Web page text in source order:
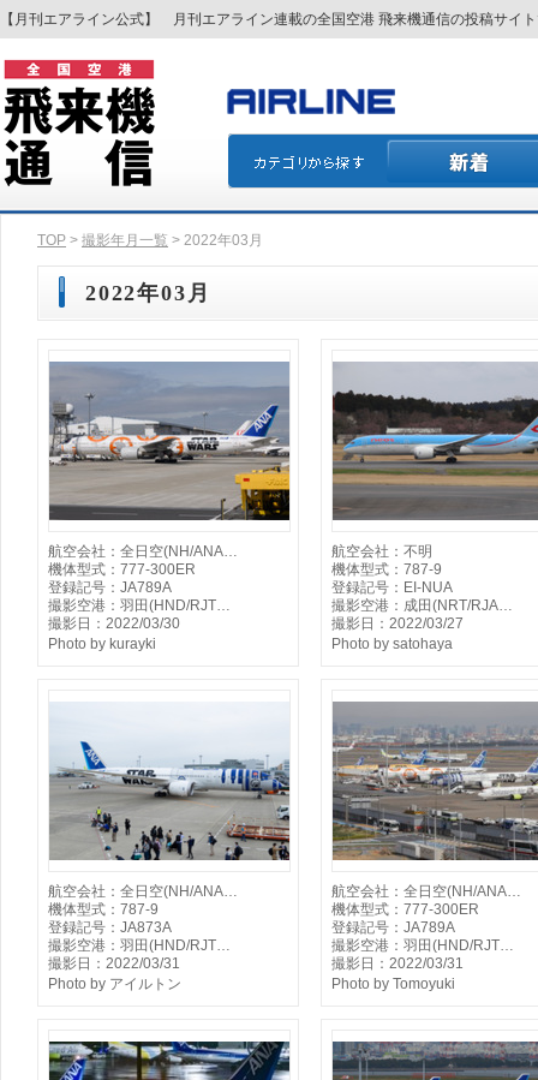
【月刊エアライン公式】 月刊エアライン連載の全国空港 飛来機通信の投稿サイ
TOP > 撮影年月一覧 > 2022年03月
2022年03月
航空会社：全日空(NH/ANA…
機体型式：777-300ER
登録記号：JA789A
撮影空港：羽田(HND/RJT…
撮影日：2022/03/30
Photo by kurayki
航空会社：不明
機体型式：787-9
登録記号：EI-NUA
撮影空港：成田(NRT/RJA…
撮影日：2022/03/27
Photo by satohaya
航空会社：全日空(NH/ANA…
機体型式：787-9
登録記号：JA873A
撮影空港：羽田(HND/RJT…
撮影日：2022/03/31
Photo by アイルトン
航空会社：全日空(NH/ANA…
機体型式：777-300ER
登録記号：JA789A
撮影空港：羽田(HND/RJT…
撮影日：2022/03/31
Photo by Tomoyuki